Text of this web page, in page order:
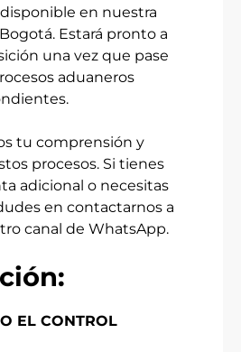
en nuestra
Estará pronto a
una vez que pase
aduaneros
tu comprensión y
procesos. Si tienes
adicional o necesitas
en contactarnos a
canal de WhatsApp.
EL CONTROL